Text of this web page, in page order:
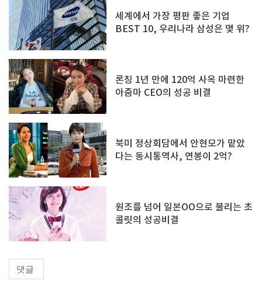
세계에서 가장 평판 좋은 기업
BEST 10, 우리나라 삼성은 몇 위?
론칭 1년 만에 120억 사옥 마련한
아줌마 CEO의 성공 비결
북미 정상회담에서 안현모가 맡았
다는 동시통역사, 연봉이 2억?
원조를 넘어 일본OO으로 불리는 초
콜릿의 성공비결
댓글